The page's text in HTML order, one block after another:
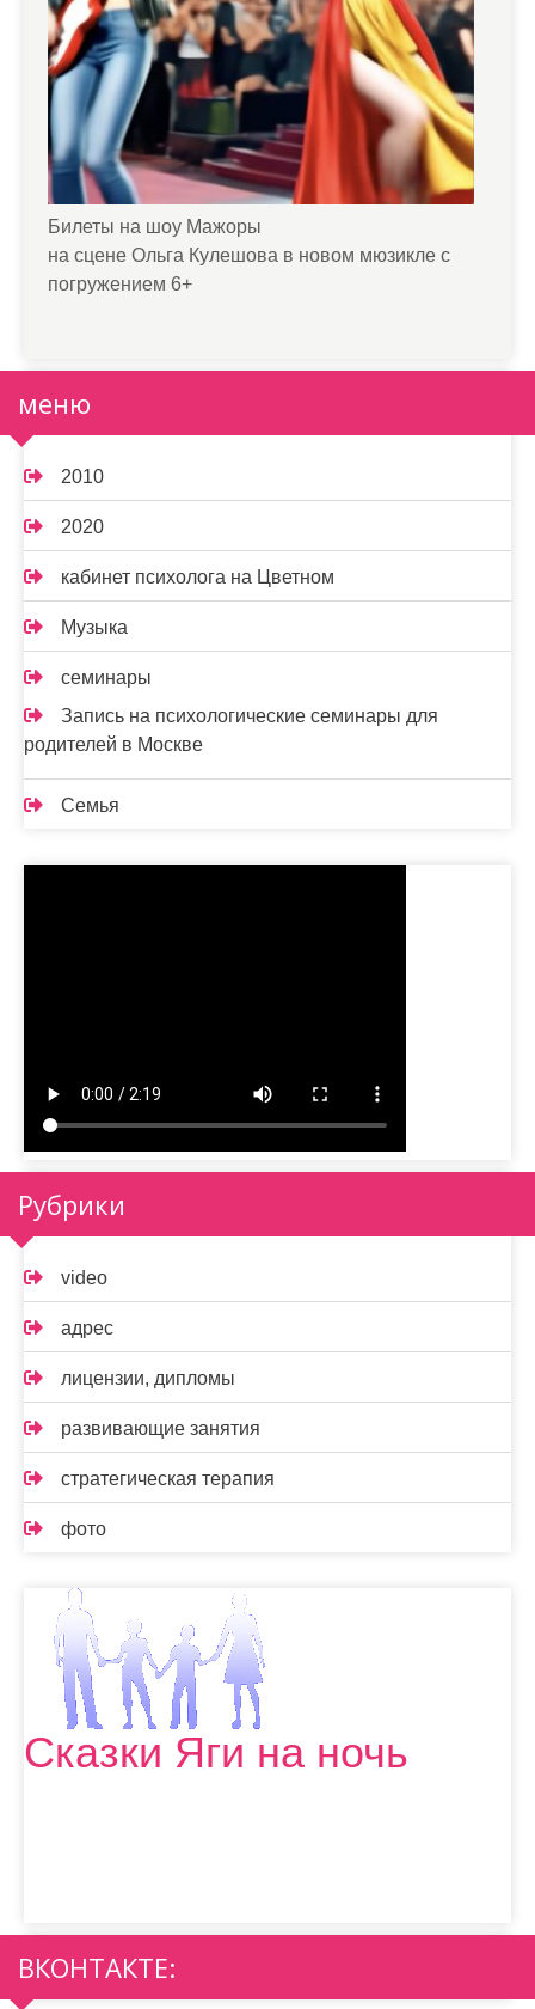
Билеты на шоу Мажоры
на сцене Ольга Кулешова в новом мюзикле с
погружением 6+
меню
2010
2020
кабинет психолога на Цветном
Музыка
семинары
Запись на психологические семинары для
родителей в Москве
Семья
Рубрики
video
адрес
лицензии, дипломы
развивающие занятия
стратегическая терапия
фото
Сказки Яги на ночь
ВКОНТАКТЕ: